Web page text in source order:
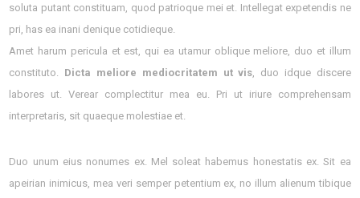
soluta putant constituam, quod patrioque mei et. Intellegat expetendis ne
pri, has ea inani denique cotidieque.
Amet harum pericula et est, qui ea utamur oblique meliore, duo et illum
constituto. Dicta meliore mediocritatem ut vis , duo idque discere
labores ut. Verear complectitur mea eu. Pri ut iriure comprehensam
interpretaris, sit quaeque molestiae et.
Duo unum eius nonumes ex. Mel soleat habemus honestatis ex. Sit ea
apeirian inimicus, mea veri semper petentium ex, no illum alienum tibique